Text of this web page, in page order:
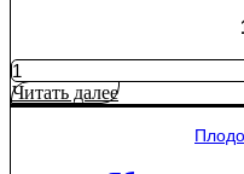
Количество
товара
Яблоня
Читать далее